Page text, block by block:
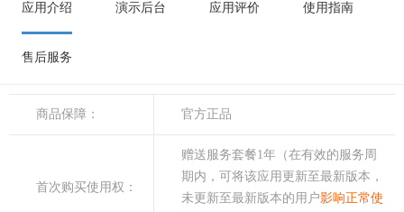
应用介绍 演示后台 应用评价 使用指南
售后服务
商品保障： 官方正品
首次购买使用权：
赠送服务套餐1年（在有效的服务周
期内，可将该应用更新至最新版本，
未更新至最新版本的用户影响正常使